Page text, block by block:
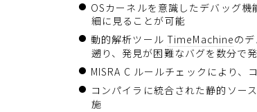
OSカーネルを意識したデバッグ
細に見ることが可能
動的解析ツール TimeM achineの
遡り、発見が困難なバグを数分で
MISRA C ルールチェックにより、
コンパイラに統合された静的ソー
施